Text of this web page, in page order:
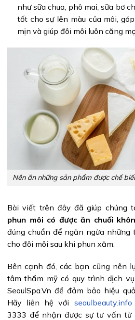
như sữa chua, phô mai, sữa bơ
tốt cho sự lên màu của môi,
mịn và giúp đôi môi luôn căng
Nên ăn những sản phẩm được chế
Bài viết trên đây đã giúp chúng
phun môi có được ăn chuối
đúng chuẩn để ngăn ngừa những
cho đôi môi sau khi phun xăm.
Bên cạnh đó, các bạn cũng nên
tâm thẩm mỹ có quy trình dịch
SeoulSpa.Vn để đảm bảo hiệu
Hãy liên hệ với seoulbeauty.info
3333 để nhận được sự tư vấn từ